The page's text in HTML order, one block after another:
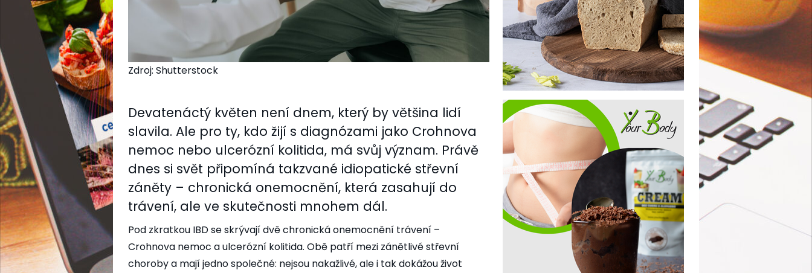
Zdroj: Shutterstock
Devatenáctý květen není dnem, který by většina lidí
slavila. Ale pro ty, kdo žijí s diagnózami jako Crohnova
nemoc nebo ulcerózní kolitida, má svůj význam. Právě
dnes si svět připomíná takzvané idiopatické střevní
záněty – chronická onemocnění, která zasahují do
trávení, ale ve skutečnosti mnohem dál.
Pod zkratkou IBD se skrývají dvě chronická onemocnění trávení –
Crohnova nemoc a ulcerózní kolitida. Obě patří mezi zánětlivé střevní
choroby a mají jedno společné: nejsou nakažlivé, ale i tak dokážou život